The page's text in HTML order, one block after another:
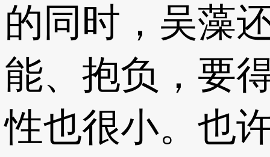
的同时，吴藻
能、抱负，要
性也很小。也